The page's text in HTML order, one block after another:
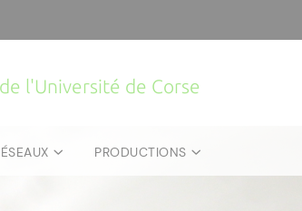
l'Université de Corse
PRODUCTIONS